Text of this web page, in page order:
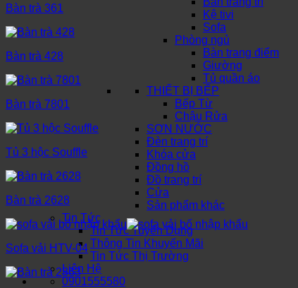
Kệ tivi
Sofa
Phòng ngủ
Bàn trang điểm
Giường
Tủ quần áo
THIẾT BỊ BẾP
Bếp Từ
Chậu Rửa
SƠN NƯỚC
Đèn trang trí
Khóa cửa
Đồng hồ
Đồ trang trí
Cửa
Sản phẩm khác
Tin Tức
Tin Tức Tuyển Dụng
Thông Tin Khuyến Mãi
Tin Tức Thị Trường
Liên Hệ
0901555580
Bàn trà 361
Bàn trà 428
Bàn trà 7801
Tủ 3 hộc Souffle
Bàn trà 2628
Sofa vải HTV-04